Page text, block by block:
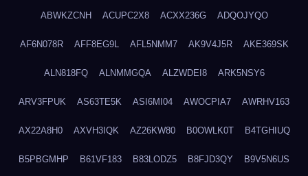
ABWKZCNH ACUPC2X8 ACXX236G ADQOJYQO
AF6N078R AFF8EG9L AFL5NMM7 AK9V4J5R AKE369SK
ALN818FQ ALNMMGQA ALZWDEI8 ARK5NSY6
ARV3FPUK AS63TE5K ASI6MI04 AWOCPIA7 AWRHV163
AX22A8H0 AXVH3IQK AZ26KW80 B0OWLK0T B4TGHIUQ
B5PBGMHP B61VF183 B83LODZ5 B8FJD3QY B9V5N6US